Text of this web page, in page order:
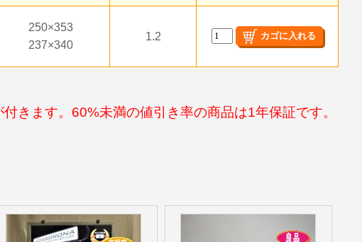
250×353
237×340
1.2
きます。60%未満の値引き率の商品は1年保証です。